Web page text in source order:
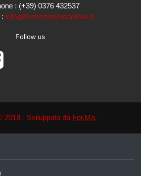
: (+39) 0376 432537
info@formazionemantova.it
Follow us
2018 - Sviluppato da For.Ma.